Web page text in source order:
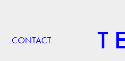
CONTACT T